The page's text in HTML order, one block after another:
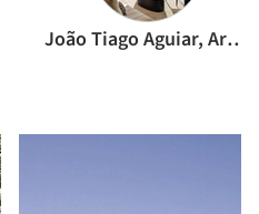
João Tiago Aguiar, Arquitectos